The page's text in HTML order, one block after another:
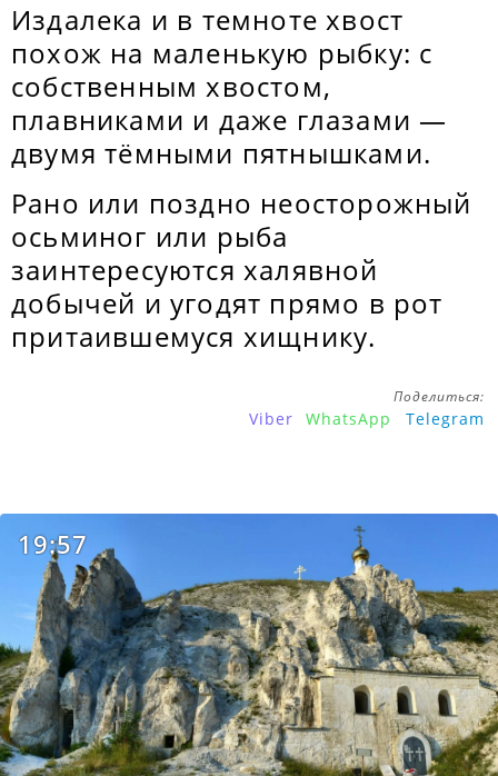
Издалека и в темноте хвост
похож на маленькую рыбку: с
собственным хвостом,
плавниками и даже глазами —
двумя тёмными пятнышками.
Рано или поздно неосторожный
осьминог или рыба
заинтересуются халявной
добычей и угодят прямо в рот
притаившемуся хищнику.
Поделиться:
Viber WhatsApp Telegram
19:57